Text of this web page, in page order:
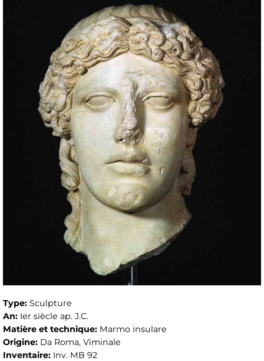
Type: Sculpture
An: Ier siècle ap. J.C.
Matière et technique: Marmo insulare
Origine: Da Roma, Viminale
Inventaire: Inv. MB 92